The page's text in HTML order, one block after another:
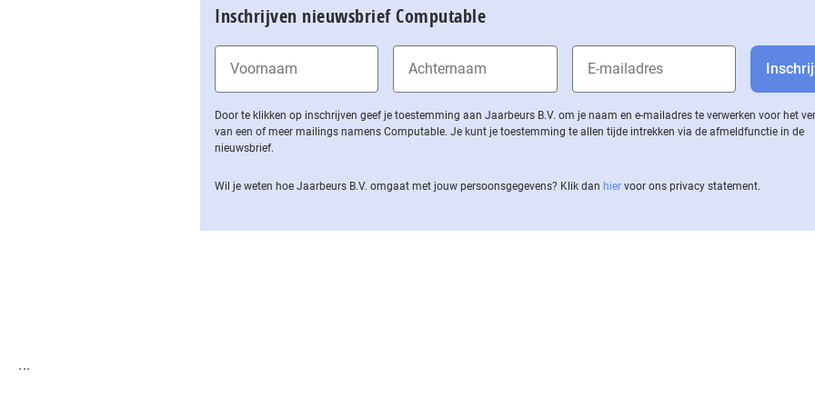
Inschrijven nieuwsbrief Computable
Door te klikken op inschrijven geef je toestemming aan Jaarbeurs B.V. om je naam en e-mailadres te verwerken voor het
van een of meer mailings namens Computable. Je kunt je toestemming te allen tijde intrekken via de af­meld­func­tie in de
nieuwsbrief.
Wil je weten hoe Jaarbeurs B.V. omgaat met jouw per­soons­ge­ge­vens? Klik dan hier voor ons privacy statement.
...